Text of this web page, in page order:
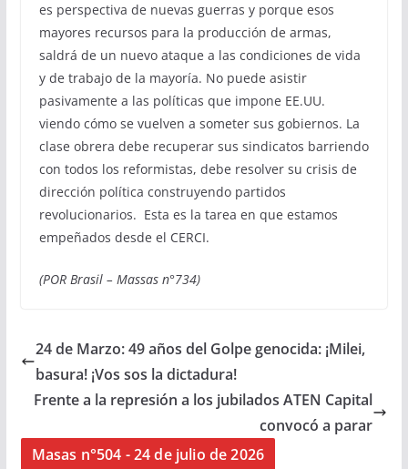
es perspectiva de nuevas guerras y porque esos
mayores recursos para la producción de armas,
saldrá de un nuevo ataque a las condiciones de vida
y de trabajo de la mayoría. No puede asistir
pasivamente a las políticas que impone EE.UU.
viendo cómo se vuelven a someter sus gobiernos. La
clase obrera debe recuperar sus sindicatos barriendo
con todos los reformistas, debe resolver su crisis de
dirección política construyendo partidos
revolucionarios. Esta es la tarea en que estamos
empeñados desde el CERCI.
(POR Brasil – Massas n°734)
24 de Marzo: 49 años del Golpe genocida: ¡Milei,
basura! ¡Vos sos la dictadura!
Frente a la represión a los jubilados ATEN Capital
convocó a parar
Masas n°504 - 24 de julio de 2026